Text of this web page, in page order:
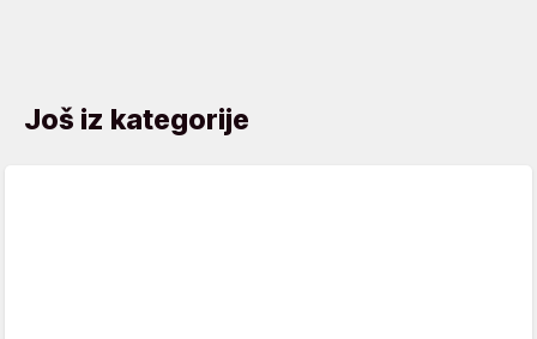
Još iz kategorije